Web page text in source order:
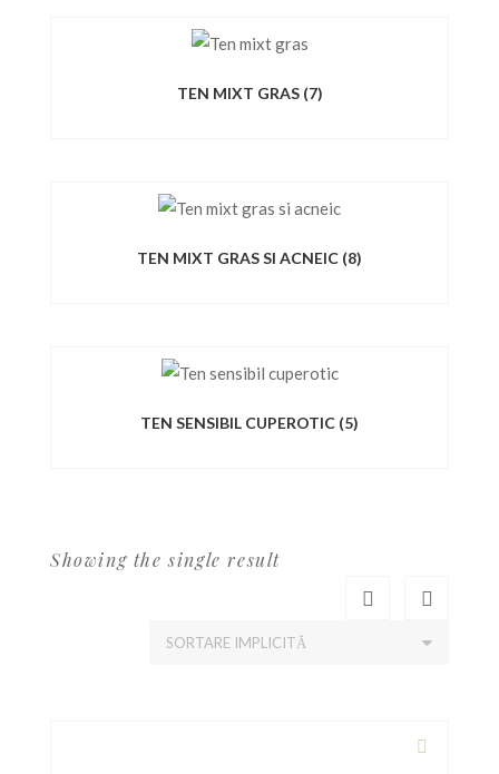
TEN MIXT GRAS (7)
TEN MIXT GRAS SI ACNEIC (8)
TEN SENSIBIL CUPEROTIC (5)
Showing the single result